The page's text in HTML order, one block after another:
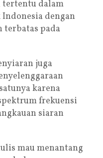
dalam
dengan
terbatas pada
juga
karena
frekuensi
siaran
mau menantang